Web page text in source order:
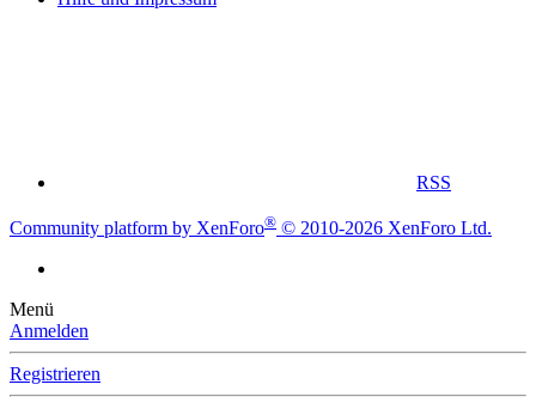
RSS
Community platform by XenForo® © 2010-2026 XenForo Ltd.
Menü
Anmelden
Registrieren